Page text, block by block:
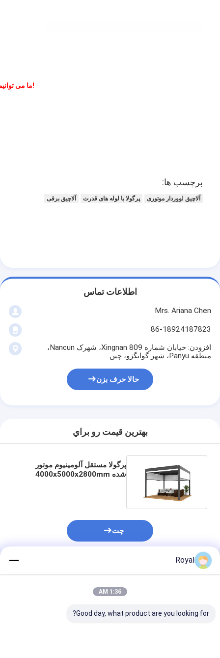
ما می توانیم بهترین راه حل ها را برای آویزان های بیرونی به شما ارائه دهیم!
برچسب ها:
آلاچیق لووردار موتوری پرگولا با لوله های قدرت آلاچیق برقی
اطلاعات تماس
Mrs. Ariana Chen
86-18924187823
افزودن: خیابان شماره 809 Xingnan، شهرک Nancun،
منطقه Panyu، شهر گوانگژو، چین
حالا حرف بزن
بهترين قيمت رو براي
پرگولا مستقل آلومینیوم موتور
شده 4000x5000x2800mm
چت
محصولات توصیه شده
Royal
1:36 AM
Good day, what product are you looking for?